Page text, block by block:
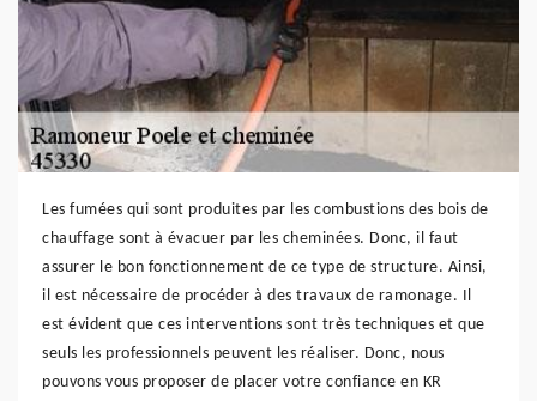
Les fumées qui sont produites par les combustions des bois de
chauffage sont à évacuer par les cheminées. Donc, il faut
assurer le bon fonctionnement de ce type de structure. Ainsi,
il est nécessaire de procéder à des travaux de ramonage. Il
est évident que ces interventions sont très techniques et que
seuls les professionnels peuvent les réaliser. Donc, nous
pouvons vous proposer de placer votre confiance en KR